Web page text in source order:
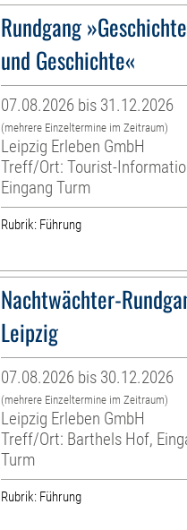
Rundgang
und Geschichte«
07.08.2026 bis 31.12.2026
(mehrere Einzeltermine im Zeitraum)
Leipzig Erleben GmbH
Treff/Ort: Tourist-
Eingang Turm
Rubrik: Führung
Nachtwächter-
Leipzig
07.08.2026 bis 30.12.2026
(mehrere Einzeltermine im Zeitraum)
Leipzig Erleben GmbH
Treff/Ort: Barthels Hof,
Turm
Rubrik: Führung